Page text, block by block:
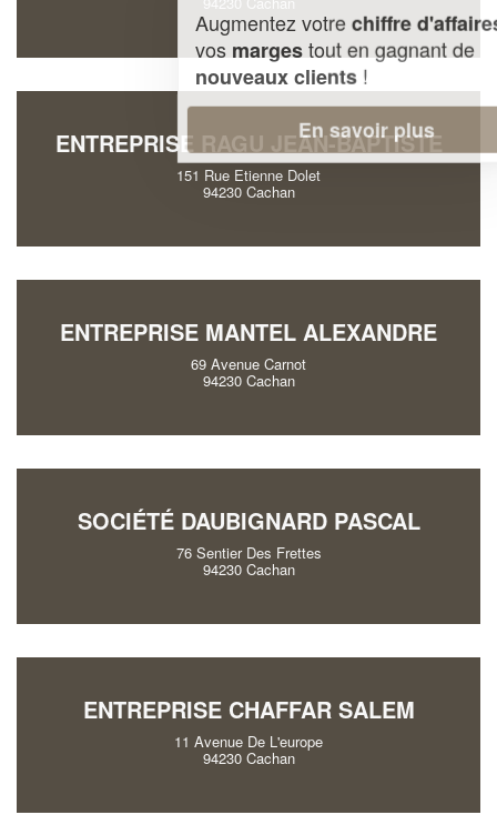
ENTREPRISE RAGU JEAN-BAPTISTE
151 Rue Etienne Dolet
94230 Cachan
ENTREPRISE MANTEL ALEXANDRE
69 Avenue Carnot
94230 Cachan
SOCIÉTÉ DAUBIGNARD PASCAL
76 Sentier Des Frettes
94230 Cachan
ENTREPRISE CHAFFAR SALEM
11 Avenue De L'europe
94230 Cachan
Augmentez votrechiffre d'affaireset
margestout en gagnant de
nouveaux clients!
En savoir plus